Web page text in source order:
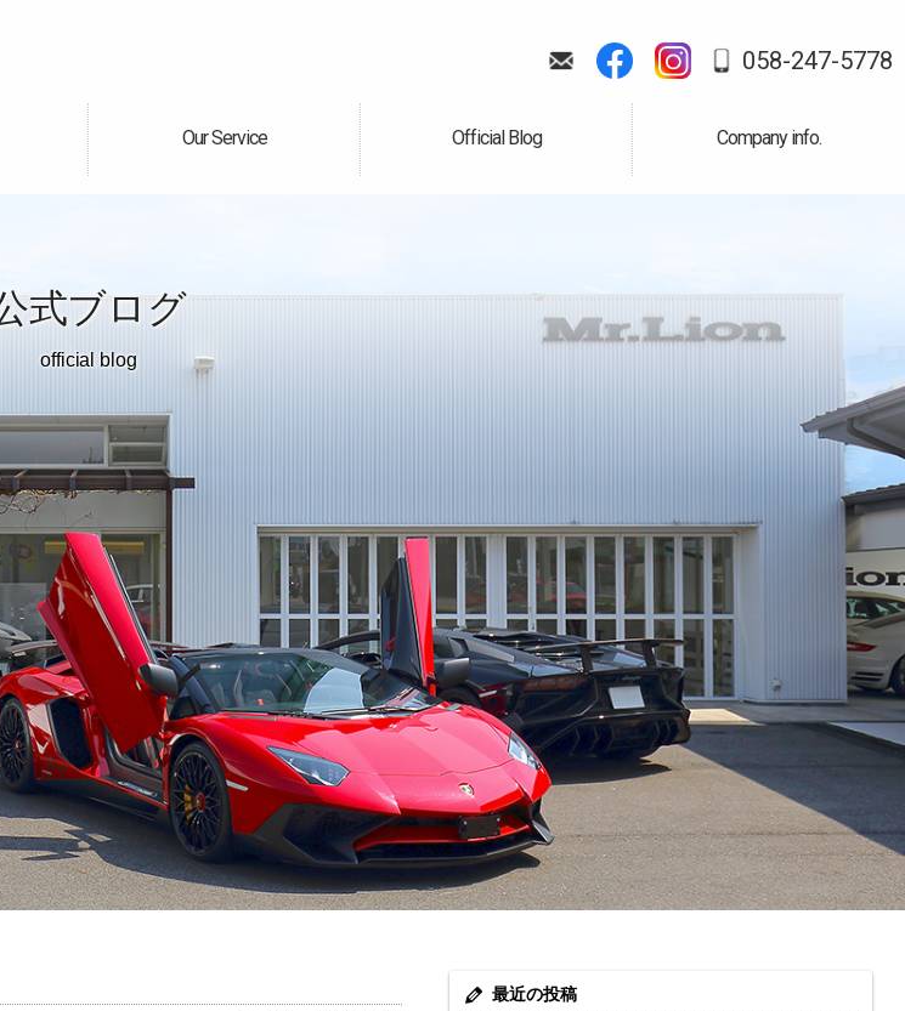
058-247-5778
Our Service
サービス案内 Official Blog
公式ブログ Company info.
会社案内
式ブログ
official blog
最近の投稿